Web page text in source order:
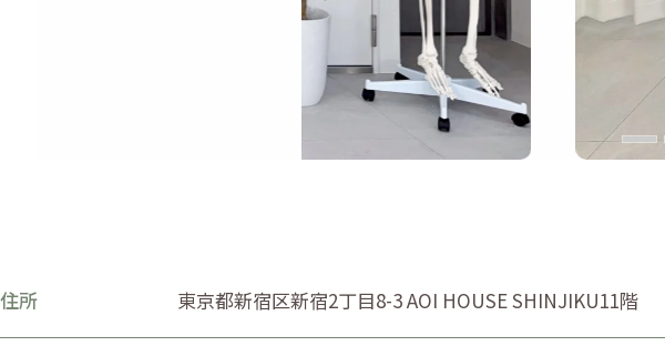
住所 東京都新宿区新宿2丁目8-3 AOI HOUSE SHINJIKU11階